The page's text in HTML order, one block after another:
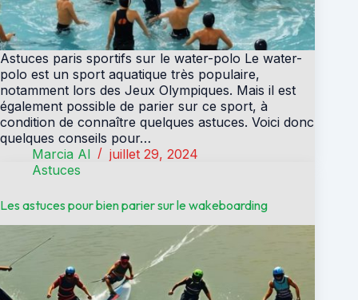
Astuces paris sportifs sur le water-polo Le water-
polo est un sport aquatique très populaire,
notamment lors des Jeux Olympiques. Mais il est
également possible de parier sur ce sport, à
condition de connaître quelques astuces. Voici donc
quelques conseils pour…
Marcia Al
juillet 29, 2024
Astuces
Les astuces pour bien parier sur le wakeboarding